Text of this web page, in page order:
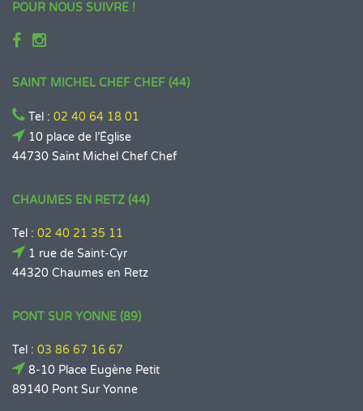
POUR NOUS SUIVRE !
SAINT MICHEL CHEF CHEF (44)
Tel : 02 40 64 18 01
10 place de l’Église
44730 Saint Michel Chef Chef
CHAUMES EN RETZ (44)
Tel : 02 40 21 35 11
1 rue de Saint-Cyr
44320 Chaumes en Retz
PONT SUR YONNE (89)
Tel : 03 86 67 16 67
8-10 Place Eugène Petit
89140 Pont Sur Yonne